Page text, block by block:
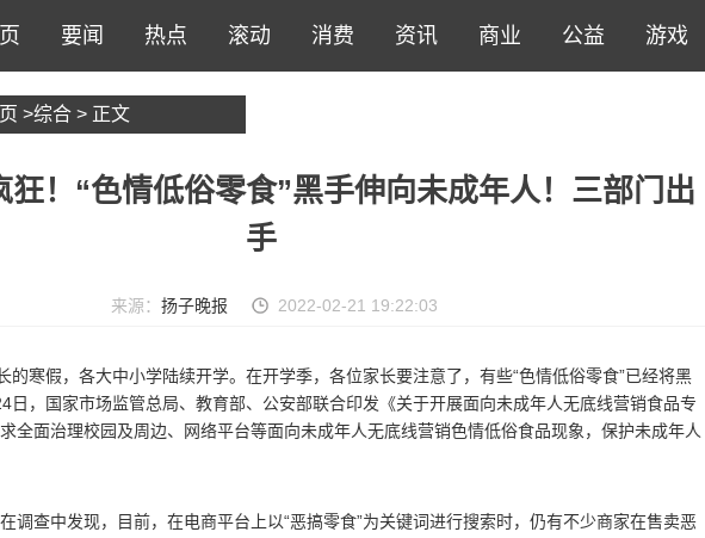
要闻 热点 滚动 消费 资讯 商业 公益 游戏
>综合 > 正文
狂！“色情低俗零食”黑手伸向未成年人！三部门出
手
来源： 扬子晚报 2022-02-21 19:22:03
的寒假，各大中小学陆续开学。在开学季，各位家长要注意了，有些“色情低俗零食”已经将黑
日，国家市场监管总局、教育部、公安部联合印发《关于开展面向未成年人无底线营销食品专
全面治理校园及周边、网络平台等面向未成年人无底线营销色情低俗食品现象，保护未成年人
调查中发现，目前，在电商平台上以“恶搞零食”为关键词进行搜索时，仍有不少商家在售卖恶